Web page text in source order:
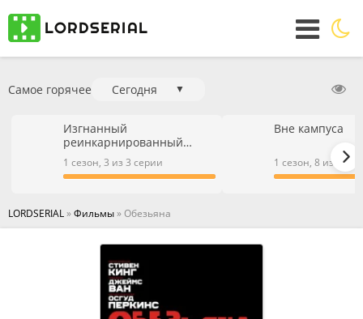
Самое горячее Сегодня ▼
Изгнанный
реинкарнированный
тяжёлый рыцарь не имеет
себе равных в знаниях
игры
1 сезон, 3 из 3 серии
Вне кампуса
1 сезон, 8 из 9
LORDSERIAL»Фильмы» Обезьяна